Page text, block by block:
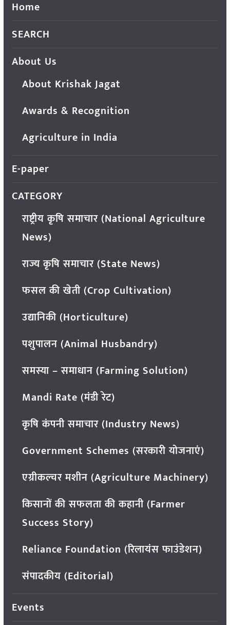
Home
SEARCH
About Us
About Krishak Jagat
Awards & Recognition
Agriculture in India
E-paper
CATEGORY
राष्ट्रीय कृषि समाचार (National Agriculture
News)
राज्य कृषि समाचार (State News)
फसल की खेती (Crop Cultivation)
उद्यानिकी (Horticulture)
पशुपालन (Animal Husbandry)
समस्या – समाधान (Farming Solution)
Mandi Rate (मंडी रेट)
कृषि कंपनी समाचार (Industry News)
Government Schemes (सरकारी योजनाएं)
एग्रीकल्चर मशीन (Agriculture Machinery)
किसानों की सफलता की कहानी (Farmer
Success Story)
Reliance Foundation (रिलायंस फाउंडेशन)
संपादकीय (Editorial)
Events